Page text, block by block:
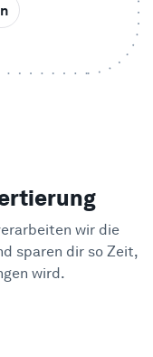
wir die
sparen dir so Zeit,
wird.